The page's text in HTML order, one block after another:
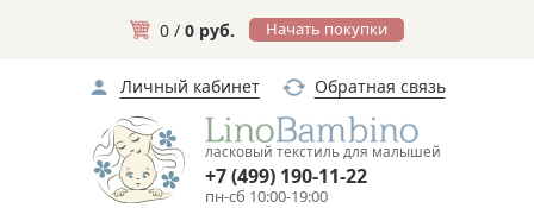
0 / 0 руб. Начать покупки
Личный кабинет Обратная связь
ласковый текстиль для малышей
пн-сб 10:00-19:00
+7 (499) 190-11-22